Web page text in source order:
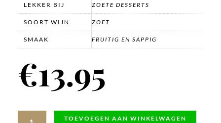
LEKKER BIJ ZOETE DESSERTS
SOORT WIJN ZOET
SMAAK FRUITIG EN SAPPIG
€13.95
TOEVOEGEN AAN WINKELWAGEN